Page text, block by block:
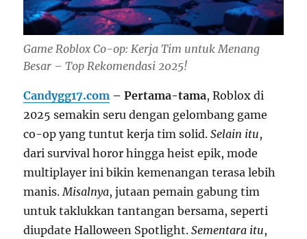
Game Roblox Co-op: Kerja Tim untuk Menang
Besar – Top Rekomendasi 2025!
Candygg17.com – Pertama-tama, Roblox di
2025 semakin seru dengan gelombang game
co-op yang tuntut kerja tim solid.Selain itu,
dari survival horor hingga heist epik, mode
multiplayer ini bikin kemenangan terasa lebih
manis.Misalnya, jutaan pemain gabung tim
untuk taklukkan tantangan bersama, seperti
diupdate Halloween Spotlight.Sementara itu,